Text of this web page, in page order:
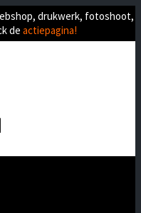
drukwerk, fotoshoot,
de actiepagina!